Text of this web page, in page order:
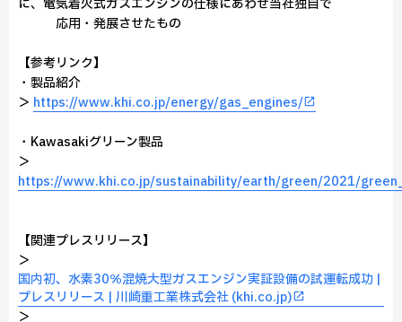
に、電気着火式ガスエンジンの仕様にあわせ当社独自で
応用・発展させたもの
【参考リンク】
・製品紹介
＞ https://www.khi.co.jp/energy/gas_engines/
・Kawasakiグリーン製品
＞
https://www.khi.co.jp/sustainability/earth/green/2021/
【関連プレスリリース】
＞
国内初、水素30％混焼大型ガスエンジン実証設備の試運転成功 |
プレスリリース | 川崎重工業株式会社 (khi.co.jp)
＞